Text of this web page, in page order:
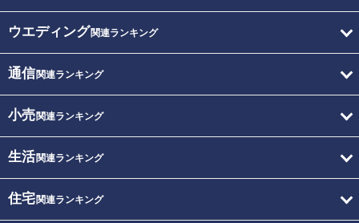
ウエディング関連ランキング
通信関連ランキング
小売関連ランキング
生活関連ランキング
住宅関連ランキング